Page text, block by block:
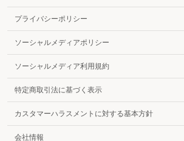
プライバシーポリシー
ソーシャルメディアポリシー
ソーシャルメディア利用規約
特定商取引法に基づく表示
カスタマーハラスメントに対する基本方針
会社情報